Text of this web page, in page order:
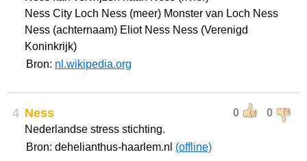
Ness City Loch Ness (meer) Monster van Loch Ness
Ness (achternaam) Eliot Ness Ness (Verenigd
Koninkrijk)
Bron: nl.wikipedia.org
4 0 0
Ness
Nederlandse stress stichting.
Bron: dehelianthus-haarlem.nl (offline)